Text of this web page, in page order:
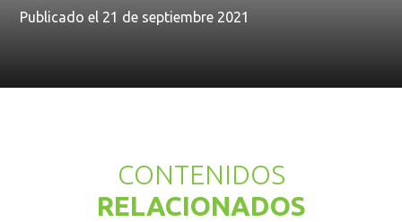
Publicado el 21 de septiembre 2021
CONTENIDOS
RELACIONADOS